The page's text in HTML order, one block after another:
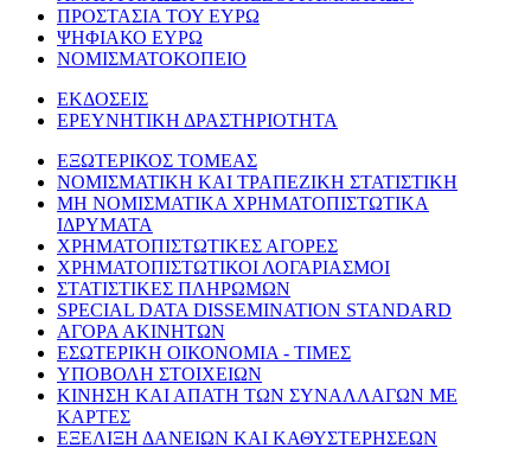
ΠΡΟΣΤΑΣΙΑ ΤΟΥ ΕΥΡΩ
ΨΗΦΙΑΚΟ ΕΥΡΩ
ΝΟΜΙΣΜΑΤΟΚΟΠΕΙΟ
ΕΚΔΟΣΕΙΣ
ΕΡΕΥΝΗΤΙΚΗ ΔΡΑΣΤΗΡΙΟΤΗΤΑ
ΕΞΩΤΕΡΙΚΟΣ ΤΟΜΕΑΣ
ΝΟΜΙΣΜΑΤΙΚΗ ΚΑΙ ΤΡΑΠΕΖΙΚΗ ΣΤΑΤΙΣΤΙΚΗ
ΜΗ ΝΟΜΙΣΜΑΤΙΚΑ ΧΡΗΜΑΤΟΠΙΣΤΩΤΙΚΑ
ΙΔΡΥΜΑΤΑ
ΧΡΗΜΑΤΟΠΙΣΤΩΤΙΚΕΣ ΑΓΟΡΕΣ
ΧΡΗΜΑΤΟΠΙΣΤΩΤΙΚΟΙ ΛΟΓΑΡΙΑΣΜΟΙ
ΣΤΑΤΙΣΤΙΚΕΣ ΠΛΗΡΩΜΩΝ
SPECIAL DATA DISSEMINATION STANDARD
ΑΓΟΡΑ ΑΚΙΝΗΤΩΝ
ΕΣΩΤΕΡΙΚΗ ΟΙΚΟΝΟΜΙΑ - ΤΙΜΕΣ
ΥΠΟΒΟΛΗ ΣΤΟΙΧΕΙΩΝ
ΚΙΝΗΣΗ ΚΑΙ ΑΠΑΤΗ ΤΩΝ ΣΥΝΑΛΛΑΓΩΝ ΜΕ
ΚΑΡΤΕΣ
ΕΞΕΛΙΞΗ ΔΑΝΕΙΩΝ ΚΑΙ ΚΑΘΥΣΤΕΡΗΣΕΩΝ